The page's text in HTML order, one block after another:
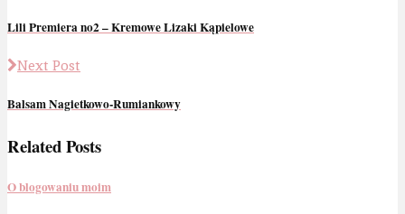
Lili Premiera no2 – Kremowe Lizaki Kąpielowe
Next Post
Balsam Nagietkowo-Rumiankowy
Related Posts
O blogowaniu moim